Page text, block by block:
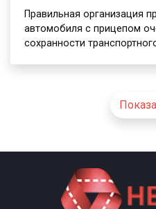
Правильная организация
автомобиля с прицепом
сохранности